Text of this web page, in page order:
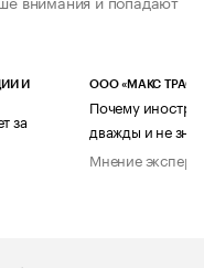
И
за
ООО «МАКС ТРАСТ»
Почему
дважды и не
Мнение